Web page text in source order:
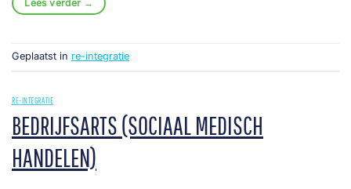
Lees verder →
Geplaatst in re-integratie
RE-INTEGRATIE
BEDRIJFSARTS (SOCIAAL MEDISCH
HANDELEN)